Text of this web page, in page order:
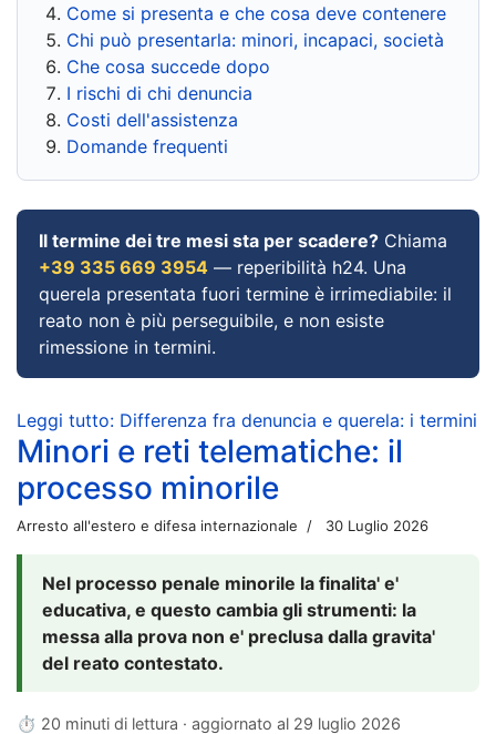
Come si presenta e che cosa deve contenere
Chi può presentarla: minori, incapaci, società
Che cosa succede dopo
I rischi di chi denuncia
Costi dell'assistenza
Domande frequenti
Il termine dei tre mesi sta per scadere? Chiama
+39 335 669 3954 — reperibilità h24. Una
querela presentata fuori termine è irrimediabile: il
reato non è più perseguibile, e non esiste
rimessione in termini.
Leggi tutto: Differenza fra denuncia e querela: i termini
Minori e reti telematiche: il
processo minorile
Arresto all'estero e difesa internazionale 30 Luglio 2026
Nel processo penale minorile la finalita' e'
educativa, e questo cambia gli strumenti: la
messa alla prova non e' preclusa dalla gravita'
del reato contestato.
⏱ 20 minuti di lettura · aggiornato al 29 luglio 2026